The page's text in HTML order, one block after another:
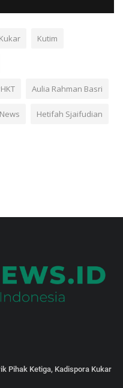
Kutim
Aulia Rahman Basri
Hetifah Sjaifudian
Pihak Ketiga, Kadispora Kukar